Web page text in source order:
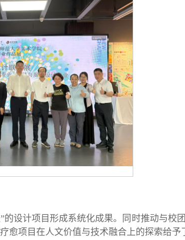
设计项目形成系统化成果。同时推动与校
项目在人文价值与技术融合上的探索给予